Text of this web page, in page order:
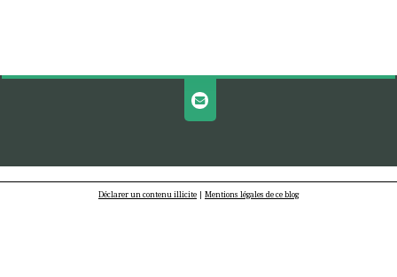
Déclarer un contenu illicite | Mentions légales de ce blog